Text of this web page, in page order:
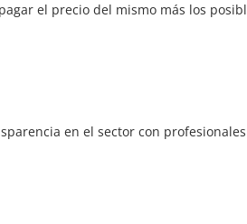
el precio del mismo más los
en el sector con